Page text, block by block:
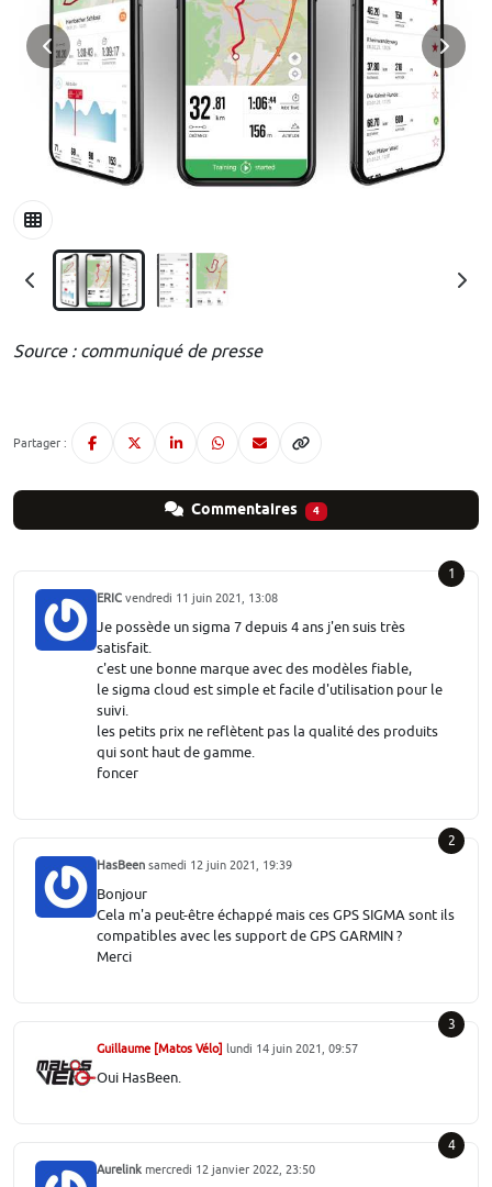
Source : communiqué de presse
Partager :
Commentaires 4
1
ERIC vendredi 11 juin 2021, 13:08
Je possède un sigma 7 depuis 4 ans j'en suis très
satisfait.
c'est une bonne marque avec des modèles fiable,
le sigma cloud est simple et facile d'utilisation pour le
suivi.
les petits prix ne reflètent pas la qualité des produits
qui sont haut de gamme.
foncer
2
HasBeen samedi 12 juin 2021, 19:39
Bonjour
Cela m'a peut-être échappé mais ces GPS SIGMA sont ils
compatibles avec les support de GPS GARMIN ?
Merci
3
Guillaume [Matos Vélo] lundi 14 juin 2021, 09:57
Oui HasBeen.
4
Aurelink mercredi 12 janvier 2022, 23:50